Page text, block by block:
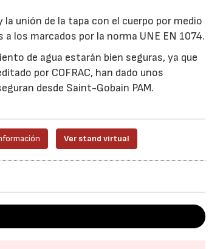
unión de la tapa con el cuerpo por medio
los marcados por la norma UNE EN 1074.
de agua estarán bien seguras, ya que
por COFRAC, han dado unos
desde Saint-Gobain PAM.
Ver stand virtual